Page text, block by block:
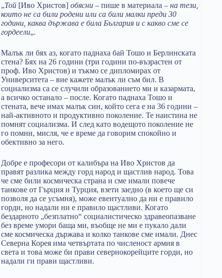
„Той [Иво Христов] обясни – пише в материала – на тези,
които не са били родени или са били малки преди 30
години, каква държава е била България и с какво сме се
гордеели„.
Малък ли бях аз, когато паднаха бай Тошо и Берлинската
стена? Бях на 26 години (три години по-възрастен от
проф. Иво Христов) и тъкмо се дипломирах от
Университета – вие кажете малък ли съм бил. В
социализма са се случили образованието ми и казармата,
а всичко останало – после. Когато паднаха Тошо и
стената, вече имах малък син, който сега е на 36 години –
най-активното и продуктивно поколение. Те наистина не
помнят социализма. И след като водещото поколение не
го помни, мисля, че е време да говорим спокойно и
обективно за него.
Добре е професори от калибъра на Иво Христов да
правят разлика между горд народ и щастлив народ. Това
че сме били космическа страна и сме имали повече
танкове от Гърция и Турция, взети заедно (в което ще си
позволя да се усъмня), може евентуално да ни е правило
горди, но надали ни е правило щастливи. Когато
бездарното „безплатно“ социалистическо здравеопазване
без време умори баща ми, въобще не ми е пукало дали
сме космическа държава и колко танкове сме имали. Днес
Северна Корея има четвъртата по численост армия в
света и това може би прави севернокорейците горди, но
надали ги прави щастливи.